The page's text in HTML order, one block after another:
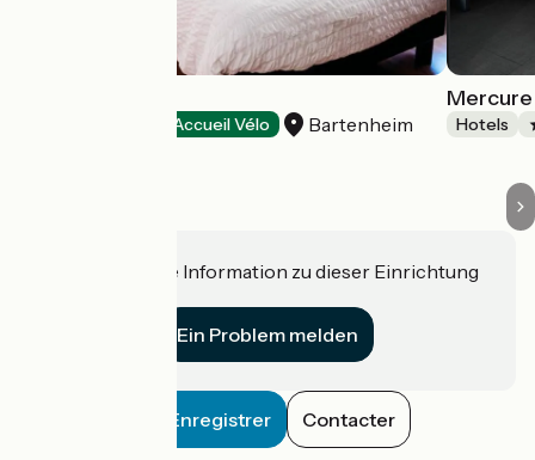
Accueil Vélo Bartenheim Hotels
Haben Sie eine Information zu dieser Einrichtung
Ein Problem melden
Enregistrer Contacter